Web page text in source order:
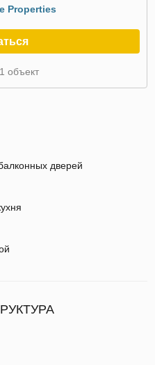
Properties
объект
дверей